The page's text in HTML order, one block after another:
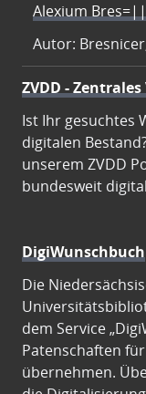
Alexium
Autor:
ZVDD -
Ist Ihr gesuchtes
digitalen
unserem ZVDD
bundesweit
DigiWunschbuch
Die
dem Service
Patenschaften
übernehmen.